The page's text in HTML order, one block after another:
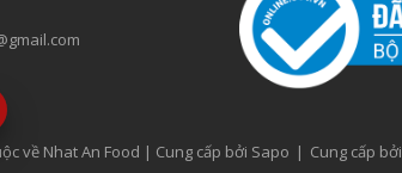
về Nhat An Food | Cung cấp bởi Sapo | Cung cấp bởi